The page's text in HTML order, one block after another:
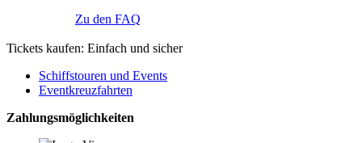
Zu den FAQ
Tickets kaufen: Einfach und sicher
Schiffstouren und Events
Eventkreuzfahrten
Zahlungsmöglichkeiten